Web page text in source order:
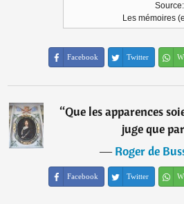
Source:
Les mémoires
Facebook Twitter
“Que les apparences
juge que
―Roger de
Facebook Twitter